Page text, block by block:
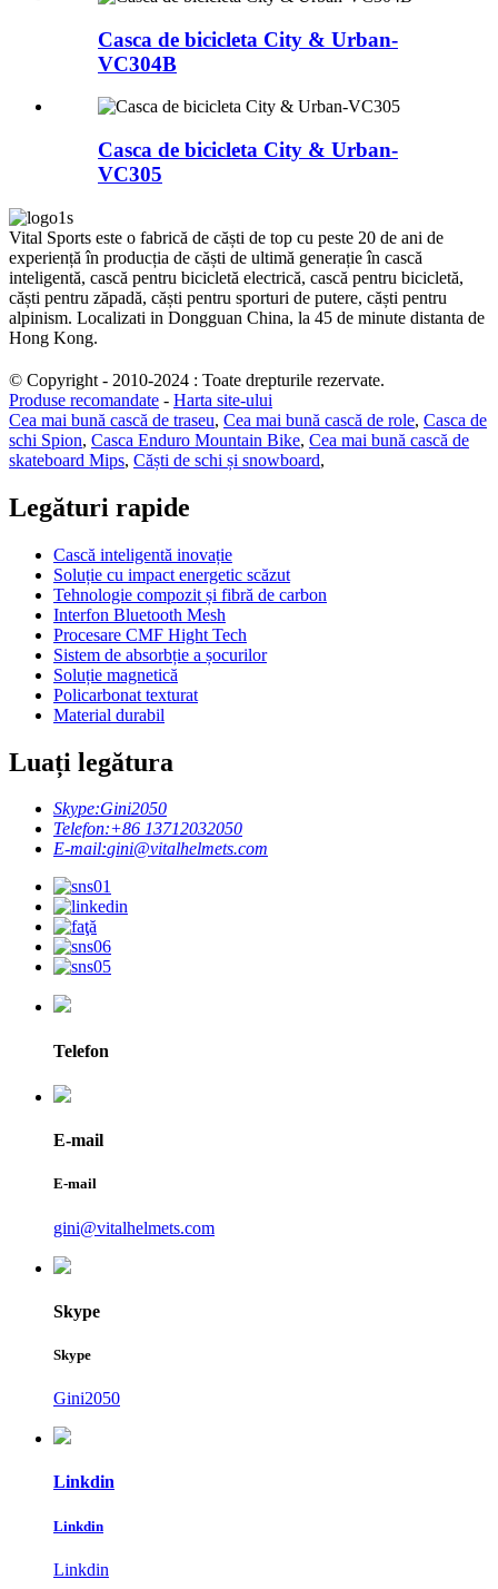
Casca de bicicleta City & Urban-
VC304B
Casca de bicicleta City & Urban-
VC305
Vital Sports este o fabrică de căști de top cu peste 20 de ani de
experiență în producția de căști de ultimă generație în cască
inteligentă, cască pentru bicicletă electrică, cască pentru bicicletă,
căști pentru zăpadă, căști pentru sporturi de putere, căști pentru
alpinism. Localizati in Dongguan China, la 45 de minute distanta de
Hong Kong.
© Copyright - 2010-2024 : Toate drepturile rezervate.
Produse recomandate - Harta site-ului
Cea mai bună cască de traseu, Cea mai bună cască de role, Casca de
schi Spion, Casca Enduro Mountain Bike, Cea mai bună cască de
skateboard Mips, Căști de schi și snowboard,
Legături rapide
Cască inteligentă inovație
Soluție cu impact energetic scăzut
Tehnologie compozit și fibră de carbon
Interfon Bluetooth Mesh
Procesare CMF Hight Tech
Sistem de absorbție a șocurilor
Soluție magnetică
Policarbonat texturat
Material durabil
Luați legătura
Skype:Gini2050
Telefon:+86 13712032050
E-mail:gini@vitalhelmets.com
Telefon
E-mail
E-mail
gini@vitalhelmets.com
Skype
Skype
Gini2050
Linkdin
Linkdin
Linkdin